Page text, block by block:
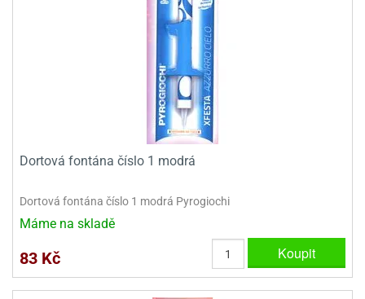
Dortová fontána číslo 1 modrá
Dortová fontána číslo 1 modrá Pyrogiochi
Máme na skladě
83 Kč Koupit